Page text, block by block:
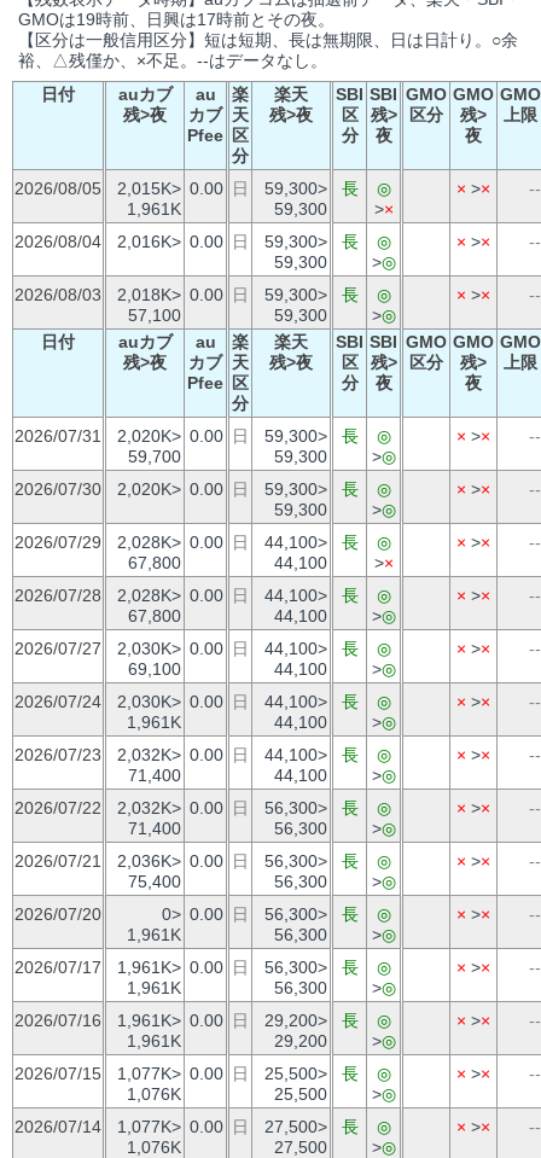
GMOは19時前、日興は17時前とその夜。
【区分は一般信用区分】短は短期、長は無期限、日は日計り。○余
裕、△残僅か、×不足。--はデータなし。
日付
auカブ
残>夜
au
カブ
Pfee
楽
天
区
分
楽天
残>夜
SBI
区
分
SBI
残>
夜
GMO
区分
GMO
残>
夜
GMO
上限
2026/08/05
2,015K>
1,961K
0.00 日
59,300>
59,300
長
◎
>×
× >× --
2026/08/04 2,016K> 0.00 日
59,300>
59,300
長
◎
>◎
× >× --
2026/08/03
2,018K>
57,100
0.00 日
59,300>
59,300
長
◎
>◎
× >× --
日付
auカブ
残>夜
au
カブ
Pfee
楽
天
区
分
楽天
残>夜
SBI
区
分
SBI
残>
夜
GMO
区分
GMO
残>
夜
GMO
上限
2026/07/31
2,020K>
59,700
0.00 日
59,300>
59,300
長
◎
>◎
× >× --
2026/07/30 2,020K> 0.00 日
59,300>
59,300
長
◎
>◎
× >× --
2026/07/29
2,028K>
67,800
0.00 日
44,100>
44,100
長
◎
>×
× >× --
2026/07/28
2,028K>
67,800
0.00 日
44,100>
44,100
長
◎
>◎
× >× --
2026/07/27
2,030K>
69,100
0.00 日
44,100>
44,100
長
◎
>◎
× >× --
2026/07/24
2,030K>
1,961K
0.00 日
44,100>
44,100
長
◎
>◎
× >× --
2026/07/23
2,032K>
71,400
0.00 日
44,100>
44,100
長
◎
>◎
× >× --
2026/07/22
2,032K>
71,400
0.00 日
56,300>
56,300
長
◎
>◎
× >× --
2026/07/21
2,036K>
75,400
0.00 日
56,300>
56,300
長
◎
>◎
× >× --
2026/07/20
0>
1,961K
0.00 日
56,300>
56,300
長
◎
>◎
× >× --
2026/07/17
1,961K>
1,961K
0.00 日
56,300>
56,300
長
◎
>◎
× >× --
2026/07/16
1,961K>
1,961K
0.00 日
29,200>
29,200
長
◎
>◎
× >× --
2026/07/15
1,077K>
1,076K
0.00 日
25,500>
25,500
長
◎
>◎
× >× --
2026/07/14
1,077K>
1,076K
0.00 日
27,500>
27,500
長
◎
>◎
× >× --